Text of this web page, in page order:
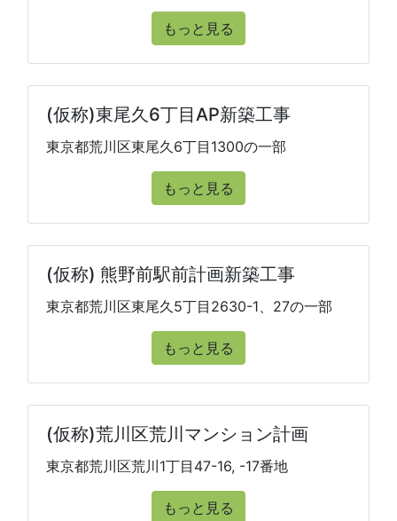
もっと見る
(仮称)東尾久6丁目AP新築工事
東京都荒川区東尾久6丁目1300の一部
もっと見る
(仮称) 熊野前駅前計画新築工事
東京都荒川区東尾久5丁目2630-1、27の一部
もっと見る
(仮称)荒川区荒川マンション計画
東京都荒川区荒川1丁目47-16, -17番地
もっと見る